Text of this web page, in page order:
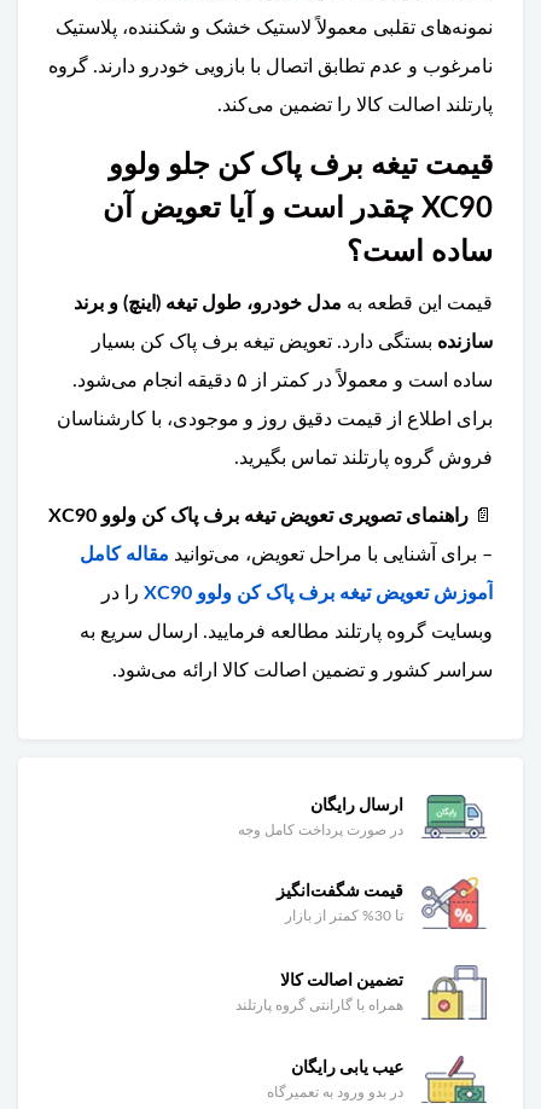
نمونه‌های تقلبی معمولاً لاستیک خشک و شکننده، پلاستیک
نامرغوب و عدم تطابق اتصال با بازویی خودرو دارند. گروه
پارتلند اصالت کالا را تضمین می‌کند.
قیمت تیغه برف پاک کن جلو ولوو
XC90 چقدر است و آیا تعویض آن
ساده است؟
قیمت این قطعه به مدل خودرو، طول تیغه (اینچ) و برند
سازنده بستگی دارد. تعویض تیغه برف پاک کن بسیار
ساده است و معمولاً در کمتر از ۵ دقیقه انجام می‌شود.
برای اطلاع از قیمت دقیق روز و موجودی، با کارشناسان
فروش گروه پارتلند تماس بگیرید.
📄 راهنمای تصویری تعویض تیغه برف پاک کن ولوو XC90
– برای آشنایی با مراحل تعویض، می‌توانید مقاله کامل
آموزش تعویض تیغه برف پاک کن ولوو XC90
را در
وبسایت گروه پارتلند مطالعه فرمایید. ارسال سریع به
سراسر کشور و تضمین اصالت کالا ارائه می‌شود.
ارسال رایگان
در صورت پرداخت کامل وجه
قیمت شگفت‌انگیز
تا 30% کمتر از بازار
تضمین اصالت کالا
همراه با گارانتی گروه پارتلند
عیب یابی رایگان
در بدو ورود به تعمیرگاه